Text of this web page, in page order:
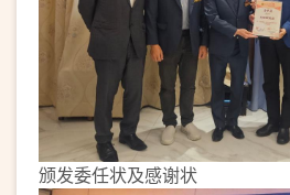
颁发委任状及感谢状